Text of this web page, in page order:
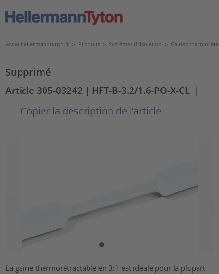
www.hellermanntyton.fr > Produits > Systèmes d 'isolation > Gaines
Supprimé
Article 305-03242 | HFT-B-3.2/1.6-PO-X-CL |
Copier la description de l’article
La gaine thermorétractable en 3:1 est idéale pour la plupart